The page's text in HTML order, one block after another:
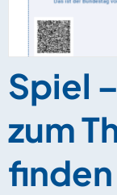
Spiel
zum
finden